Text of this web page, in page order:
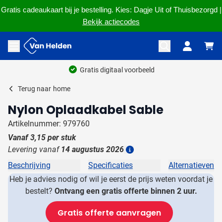
Gratis cadeaukaart bij je bestelling. Kies: Dagje Uit of Thuisbezorgd |
Bekijk actiecodes
Ga naar de inhoud
Menu openen
Gratis digitaal voorbeeld
Terug naar home
Nylon Oplaadkabel Sable
Artikelnummer: 979760
Vanaf3,15 per stuk
Levering vanaf 14 augustus 2026
Beschrijving Specificaties
Alternatieven
Heb je advies nodig of wil je eerst de prijs weten voordat je
bestelt? Ontvang een gratis offerte binnen 2 uur.
Gratis offerte aanvragen